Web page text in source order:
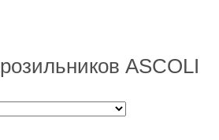
ASCOLI